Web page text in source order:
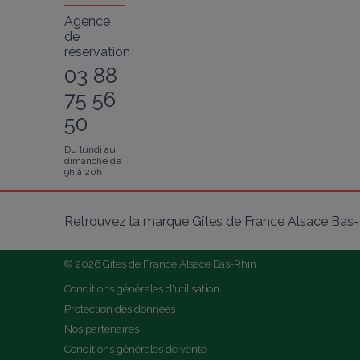
Agence
de
réservation :
03 88
75 56
50
Du lundi au
dimanche de
9h à 20h
Retrouvez la marque Gîtes de France Alsace
© 2026 Gîtes de France Alsace Bas-Rhin
Conditions générales d'utilisation
Protection des données
Nos partenaires
Conditions générales de vente